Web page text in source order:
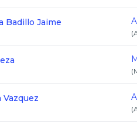
Badillo Jaime
(
(
Vazquez
(